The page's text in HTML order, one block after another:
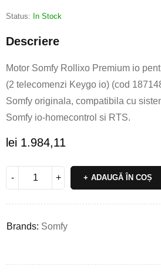
Status: In Stock
Descriere
Motor Somfy Rollixo Premium io
(2 telecomenzi Keygo io) (cod
Somfy originala, compatibila cu
Somfy io-homecontrol si RTS.
lei 1.984,11
ADAUGĂ ÎN COȘ
Brands: Somfy